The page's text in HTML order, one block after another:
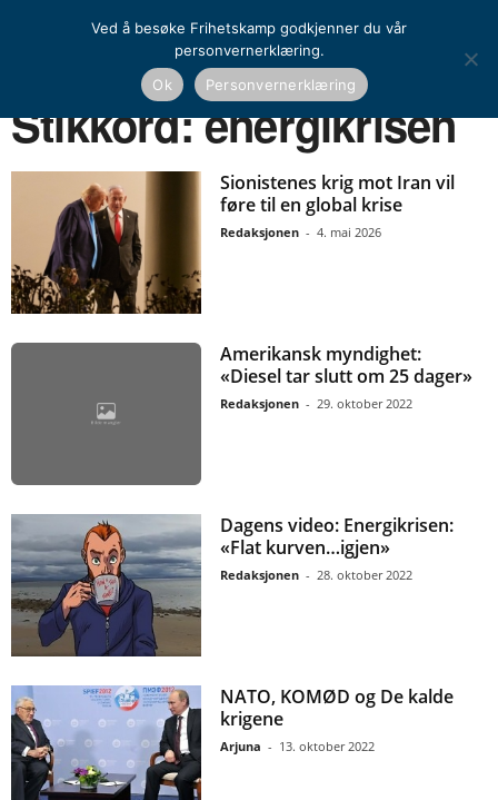
Energikrisen
Stikkord: energikrisen
Sionistenes krig mot Iran vil
føre til en global krise
Redaksjonen - 4. mai 2026
Amerikansk myndighet:
«Diesel tar slutt om 25 dager»
Redaksjonen - 29. oktober 2022
Dagens video: Energikrisen:
«Flat kurven…igjen»
Redaksjonen - 28. oktober 2022
NATO, KOMØD og De kalde
krigene
Arjuna - 13. oktober 2022
Ved å besøke Frihetskamp godkjenner du vår
personvernerklæring.
Ok
Personvernerklæring